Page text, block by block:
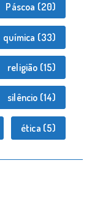
Páscoa (20)
química (33)
religião (15)
silêncio (14)
ética (5)